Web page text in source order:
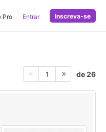
Pro Entrar Inscreva-se
1 de 26